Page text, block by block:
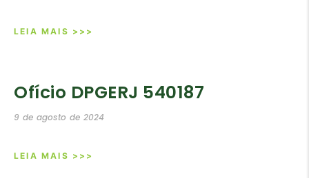
LEIA MAIS >>>
Ofício DPGERJ 540187
9 de agosto de 2024
LEIA MAIS >>>